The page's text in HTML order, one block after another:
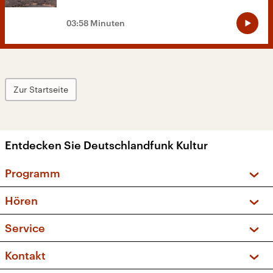
03:58 Minuten
Zur Startseite
Entdecken Sie Deutschlandfunk Kultur
Programm
Sendungen und Podcasts
Musikliste
Kakadu – Das Kinderprogramm
Hören
Frequenzen (UKW + DAB+)
Service
FAQ
Apps
Kontakt